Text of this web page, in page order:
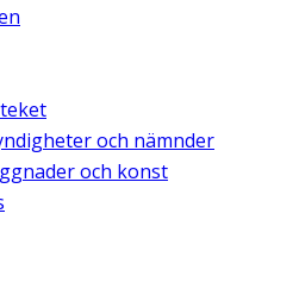
och nämnder
och konst